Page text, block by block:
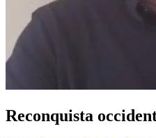
Reconquista